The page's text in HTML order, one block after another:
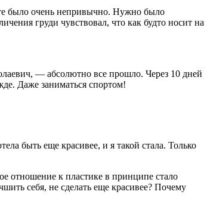
было очень непривычно. Нужно было
груди чувствовал, что как будто носит на
— абсолютно все прошло. Через 10 дней
Даже заниматься спортом!
быть еще красивее, и я такой стала. Только
отношение к пластике в принципе стало
себя, не сделать еще красивее? Почему